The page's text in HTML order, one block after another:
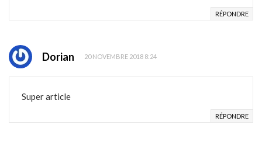
RÉPONDRE
Dorian 20 NOVEMBRE 2018 8:24
Super article
RÉPONDRE